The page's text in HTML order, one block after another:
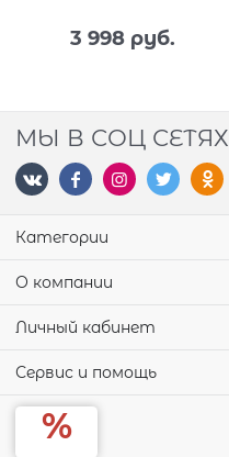
Aqua:null
3 998 руб.
МЫ В СОЦ СЕТЯХ
Категории
О компании
Личный кабинет
Сервис и помощь